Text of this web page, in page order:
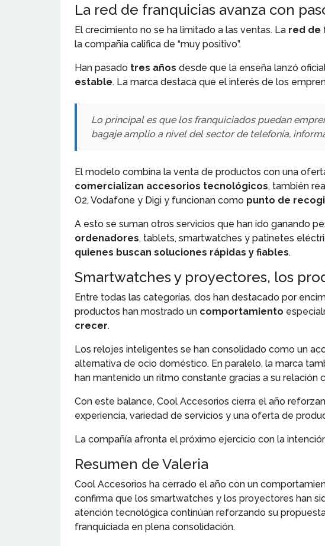
La red de franquicias avanza con
El crecimiento no se ha limitado a las ventas. La red de
la compañía califica de “muy positivo”.
Han pasado tres años desde que la enseña lanzó
estable. La marca destaca que el interés de los
Lo principal es que los franquiciados puedan
bagaje amplio a nivel del sector de telefonía,
El modelo combina la venta de productos con una
comercializan accesorios tecnológicos, también
O2, Vodafone y Digi y funcionan como punto de
A esto se suman otros servicios que han ido ganando
ordenadores, tablets, smartwatches y patinetes
quienes buscan soluciones rápidas y fiables.
Smartwatches y proyectores, los
Entre todas las categorías, dos han destacado por
productos han mostrado un comportamiento
crecer.
Los relojes inteligentes se han consolidado como un
alternativa de ocio doméstico. En paralelo, la marca
han mantenido un ritmo constante gracias a su relación
Con este balance, Cool Accesorios cierra el año
experiencia, variedad de servicios y una oferta de
La compañía afronta el próximo ejercicio con la
Resumen de Valeria
Cool Accesorios ha cerrado el año con un
confirma que los smartwatches y los proyectores han
atención tecnológica continúan reforzando su
franquiciada en plena consolidación.